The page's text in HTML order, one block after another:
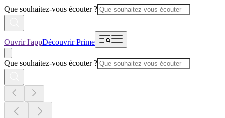
Que souhaitez-vous écouter ?
Ouvrir l'appDécouvrir Prime
Que souhaitez-vous écouter ?